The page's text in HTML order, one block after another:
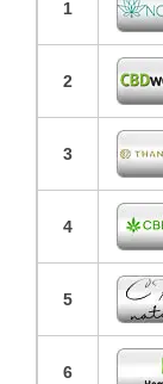
1
2
3
4
5
6